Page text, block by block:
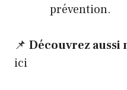
prévention.
📌 Découvrez aussi
ici